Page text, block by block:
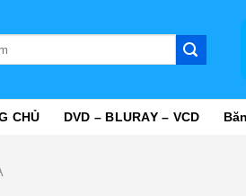
CHỦ DVD – BLURAY – VCD